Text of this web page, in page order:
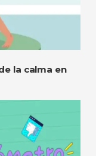
la calma en